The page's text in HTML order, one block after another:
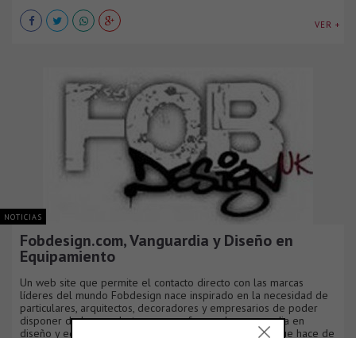
VER +
NOTICIAS
Fobdesign.com, Vanguardia y Diseño en
Equipamiento
Un web site que permite el contacto directo con las marcas
líderes del mundo Fobdesign nace inspirado en la necesidad de
particulares, arquitectos, decoradores y empresarios de poder
disponer de los productos que conforman la vanguardia en
diseño y equipamiento en el mundo. Sin embargo, lo que hace de